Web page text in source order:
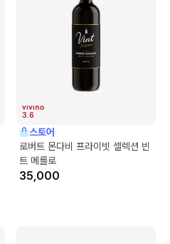
3.6
스토어
로버트 몬다비 프라이빗 셀렉션 빈
트 메를로
35,000